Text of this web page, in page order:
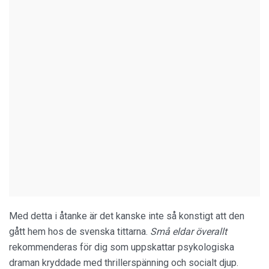
Med detta i åtanke är det kanske inte så konstigt att den
gått hem hos de svenska tittarna. Små eldar överallt
rekommenderas för dig som uppskattar psykologiska
draman kryddade med thrillerspänning och socialt djup.